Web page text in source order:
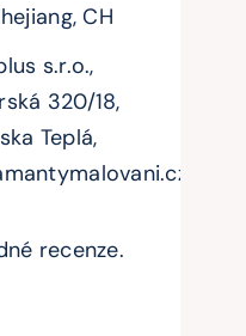
CH
s.r.o.,
320/18,
Teplá,
recenze.